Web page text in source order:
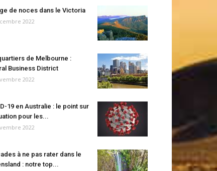
de noces dans le Victoria
2022
de Melbourne :
Business District
2022
19 en Australie : le point sur
pour les...
2022
à ne pas rater dans le
: notre top...